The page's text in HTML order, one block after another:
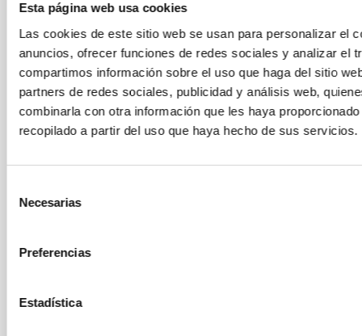
Esta página web usa cookies
Las cookies de este sitio web se usan para personalizar el
anuncios, ofrecer funciones de redes sociales y analizar el
compartimos información sobre el uso que haga del sitio
partners de redes sociales, publicidad y análisis web,
combinarla con otra información que les haya
recopilado a partir del uso que haya hecho de sus servicios.
Necesarias
Preferencias
Estadística
en una de las galaxias espirales más
grandes del Universo
Un equipo de investigación del Instituto de Astrofísica
de Canarias (IAC), utilizando el telescopio robótico de
dos metros Two-meter Twin Telescope (TTT),
ubicado en el Observatorio del Teide, ha obtenido las
imágenes en luz visible más profundas jamás
más grandes y tenues del Universo. Estas
estructuras nunca antes vistas, entre ellas varias
a interacciones pasadas con otras galaxias. El equipo
Fecha de publicación